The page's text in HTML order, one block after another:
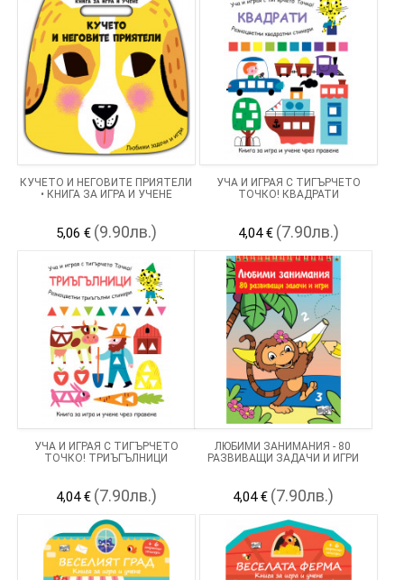
КУЧЕТО И НЕГОВИТЕ ПРИЯТЕЛИ
• КНИГА ЗА ИГРА И УЧЕНЕ
5,06 € (9.90лв.)
УЧА И ИГРАЯ С ТИГЪРЧЕТО
ТОЧКО! КВАДРАТИ
4,04 € (7.90лв.)
УЧА И ИГРАЯ С ТИГЪРЧЕТО
ТОЧКО! ТРИЪГЪЛНИЦИ
4,04 € (7.90лв.)
ЛЮБИМИ ЗАНИМАНИЯ - 80
РАЗВИВАЩИ ЗАДАЧИ И ИГРИ
4,04 € (7.90лв.)